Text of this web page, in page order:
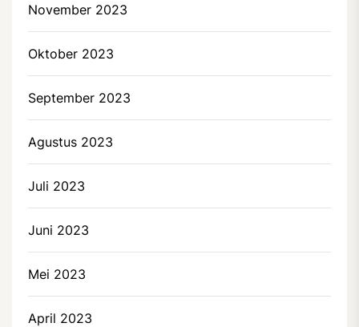
November 2023
Oktober 2023
September 2023
Agustus 2023
Juli 2023
Juni 2023
Mei 2023
April 2023